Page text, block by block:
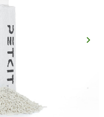
keyboard_arrow_right